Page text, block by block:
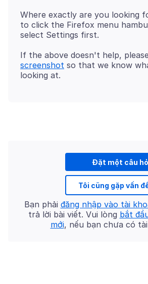
Where exactly are you looking
to click the Firefox menu
If the above doesn't help,
screenshot so that we know
Đặt một câu
Tôi cũng gặp vấn
Bạn phải đăng nhập vào tài
trả lời bài viết. Vui lòng bắt
mới, nếu bạn chưa có